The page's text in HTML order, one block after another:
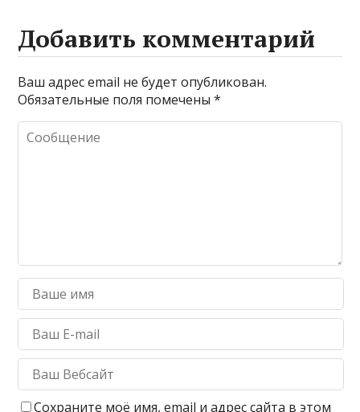
Добавить комментарий
Ваш адрес email не будет опубликован.
Обязательные поля помечены*
Сохраните моё имя, email и адрес сайта в этом